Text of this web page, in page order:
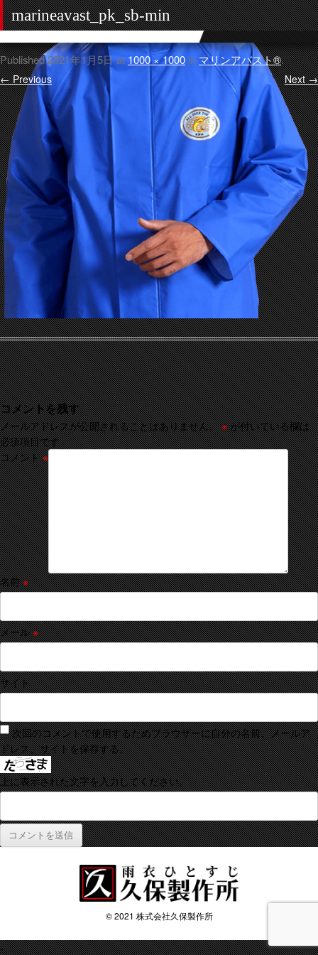
marineavast_pk_sb-min
Published2021年1月5日at1000 × 1000 in マリンアバスト®.
← Previous Next →
コメントを残す
メールアドレスが公開されることはありません。 ※が付いている欄は
必須項目です
コメント※
名前※
メール※
サイト
次回のコメントで使用するためブラウザーに自分の名前、メールア
ドレス、サイトを保存する。
上に表示された文字を入力してください。
© 2021 株式会社久保製作所
-